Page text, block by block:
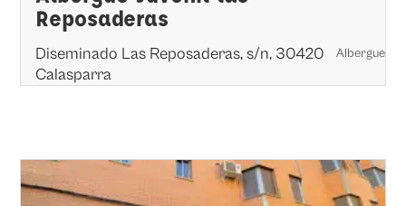
Reposaderas
Diseminado Las Reposaderas, s/n, 30420
Calasparra
Albergue